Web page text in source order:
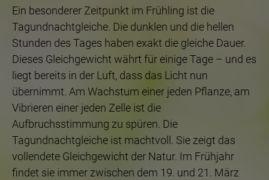
Ein besonderer Zeitpunkt im Frühling ist die
Tagundnachtgleiche. Die dunklen und die hellen
Stunden des Tages haben exakt die gleiche Dauer.
Dieses Gleichgewicht währt für einige Tage – und es
liegt bereits in der Luft, dass das Licht nun
übernimmt. Am Wachstum einer jeden Pflanze, am
Vibrieren einer jeden Zelle ist die
Aufbruchsstimmung zu spüren. Die
Tagundnachtgleiche ist machtvoll. Sie zeigt das
vollendete Gleichgewicht der Natur. Im Frühjahr
findet sie immer zwischen dem 19. und 21. März